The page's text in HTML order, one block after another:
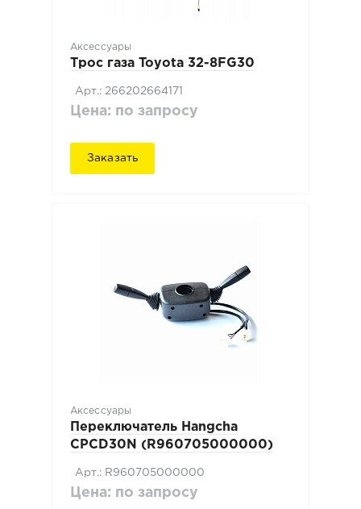
Аксессуары
Трос газа Toyota 32-8FG30
Арт.: 266202664171
Цена: по запросу
Заказать
Аксессуары
Переключатель Hangcha
CPCD30N (R960705000000)
Арт.: R960705000000
Цена: по запросу